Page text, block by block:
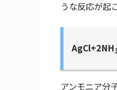
うな反応が起
AgCl+2NH
アンモニア分